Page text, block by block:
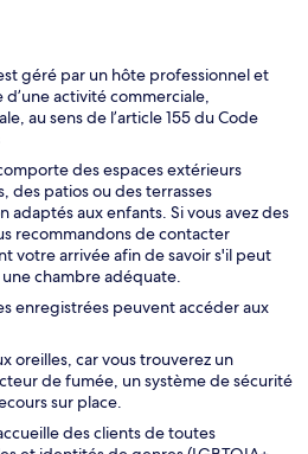
géré par un hôte professionnel et
activité commerciale,
au sens de l’article 155 du Code
des espaces extérieurs
des patios ou des terrasses
adaptés aux enfants. Si vous avez des
recommandons de contacter
votre arrivée afin de savoir s'il peut
chambre adéquate.
enregistrées peuvent accéder aux
oreilles, car vous trouverez un
de fumée, un système de sécurité
sur place.
des clients de toutes